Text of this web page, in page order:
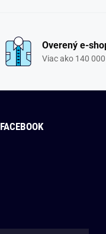
Overený e-
Viac ako 140
FACEBOOK